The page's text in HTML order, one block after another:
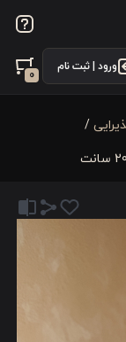
ورود | ثبت نام
0
/